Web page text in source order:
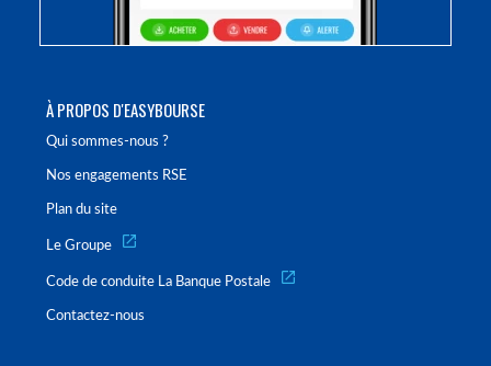
À PROPOS D'EASYBOURSE
Qui sommes-nous ?
Nos engagements RSE
Plan du site
Le Groupe
Code de conduite La Banque Postale
Contactez-nous